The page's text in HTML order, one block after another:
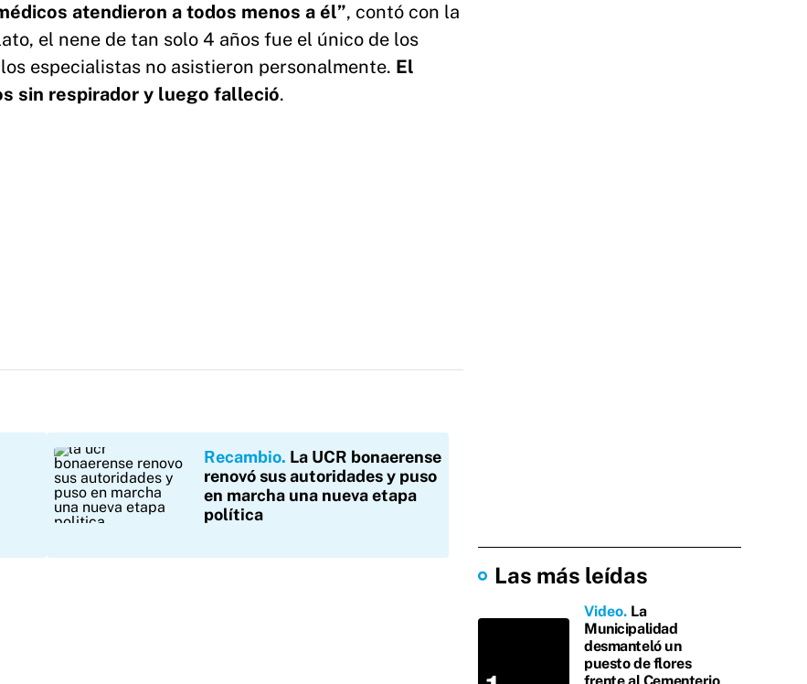
atendieron a todos menos a él”, contó con la
el nene de tan solo 4 años fue el único de los
especialistas no asistieron personalmente. El
sin respirador y luego falleció.
Recambio La UCR bonaerense
renovó sus autoridades y puso
en marcha una nueva etapa
política
Las más leídas
Video La
Municipalidad
desmanteló un
puesto de flores